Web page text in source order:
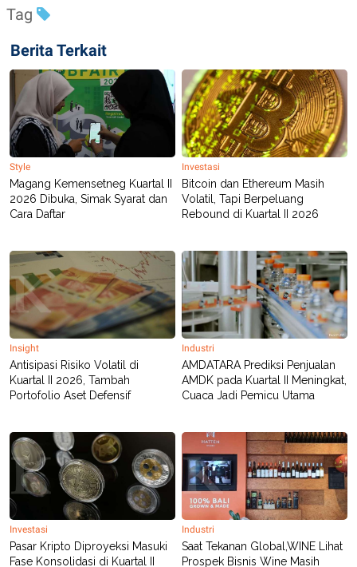
RT
I
I
G
K
G
M
E
D
I
A
.
I
D
SITEMAPPROFILETERM
OF
USE
PEDOMAN
PEMBERITAAN
SIBER
PRIVACY
POLICY
Tag
Berita Terkait
Style
Magang Kemensetneg Kuartal II
2026 Dibuka, Simak Syarat dan
Cara Daftar
Investasi
Bitcoin dan Ethereum Masih
Volatil, Tapi Berpeluang
Rebound di Kuartal II 2026
Insight
Antisipasi Risiko Volatil di
Kuartal II 2026, Tambah
Portofolio Aset Defensif
Industri
AMDATARA Prediksi Penjualan
AMDK pada Kuartal II Meningkat,
Cuaca Jadi Pemicu Utama
Investasi
Pasar Kripto Diproyeksi Masuki
Fase Konsolidasi di Kuartal II
Industri
Saat Tekanan Global,WINE Lihat
Prospek Bisnis Wine Masih